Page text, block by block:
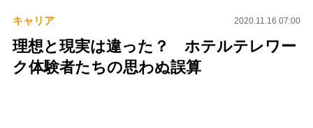
キャリア 2020.11.16 07:00
理想と現実は違った？ ホテルテレワー
ク体験者たちの思わぬ誤算